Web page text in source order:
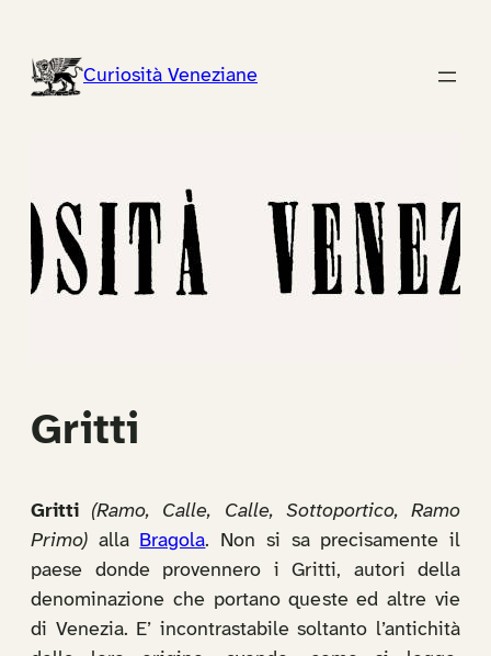
contenutoCuriosità Veneziane
Gritti
Gritti
(Ramo, Calle, Calle, Sottoportico, Ramo
Primo) alla Bragola. Non si sa precisamente il
paese donde provennero i Gritti, autori della
denominazione che portano queste ed altre vie
di Venezia. E’ incontrastabile soltanto l’antichità